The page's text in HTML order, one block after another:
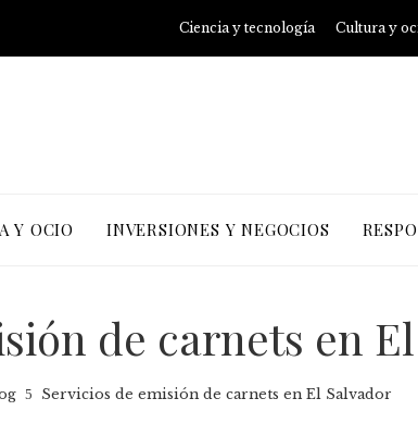
Ciencia y tecnología Cultura y
Y OCIO INVERSIONES Y NEGOCIOS
de carnets en
Servicios de emisión de carnets en El Salvador